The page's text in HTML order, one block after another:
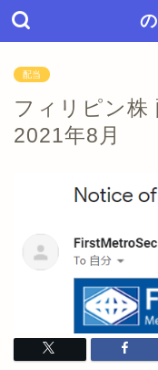
配当
フィリピン株
2021年8月